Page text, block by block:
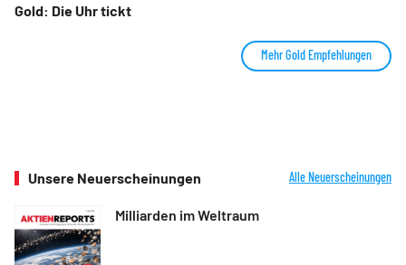
Gold: Die Uhr tickt
Mehr Gold Empfehlungen
Unsere Neuerscheinungen Alle Neuerscheinungen
Milliarden im Weltraum